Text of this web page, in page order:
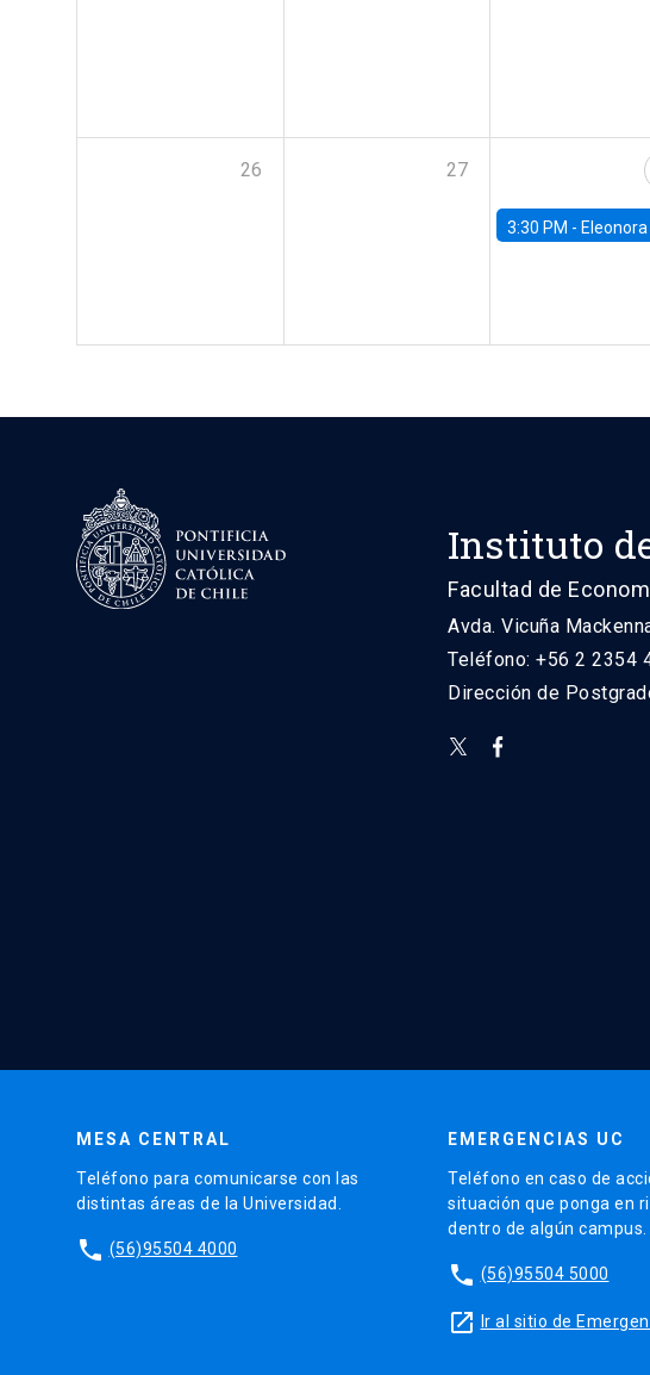
26 27
3:30 PM - Eleonora Guarnieri, Exeter
Instituto
Facultad de
Avda. Vicuña
Teléfono: +56 2 2354
Dirección de
MESA CENTRAL
Teléfono para comunicarse con las
distintas áreas de la Universidad.
phone (56)95504 4000
EMERGENCIAS UC
Teléfono en caso de
situación que ponga en
dentro de algún campus.
phone (56)95504 5000
launch Ir al sitio de